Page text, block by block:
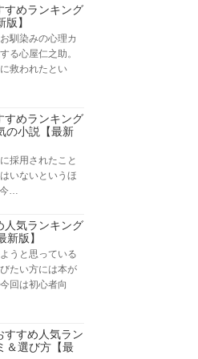
すめランキング
】
馴染みの心理カ
る心屋仁之助。
救われたとい
すめランキング
の小説【最新
採用されたこと
いないというほ
今…
人気ランキング
版】
うと思っている
たい方には本が
回は初心者向
すすめ人気ラン
＆選び方【最